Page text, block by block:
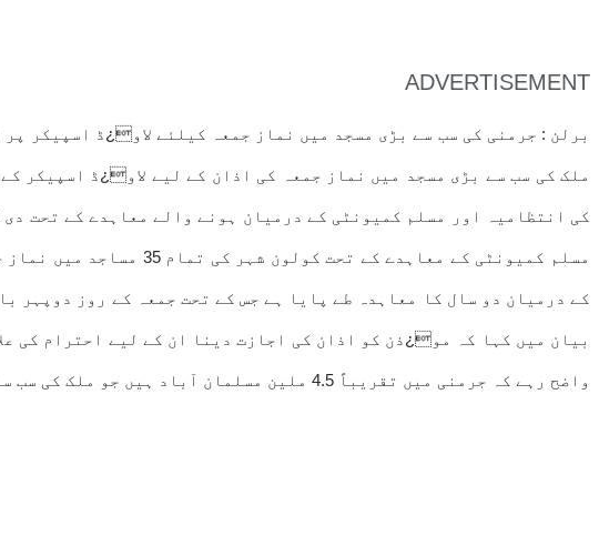
ADVERTISEMENT
برلن : جرمنی کی سب سے بڑی مسجد میں نماز جمعہ کیلئے لاو¿ڈ اسپیکر
ملک کی سب سے بڑی مسجد میں نماز جمعہ کی اذان کے لیے لاو¿ڈ اسپیکر
کی انتظامیہ اور مسلم کمیونٹی کے درمیان ہونے والے معاہدے کے تحت
مسلم کمیونٹی کے
کے درمیان دو سال کا معاہدہ طے پایا ہے جس کے تحت جمعہ کے روز دوپہر
بیان میں کہا کہ مو¿ذن کو اذان کی اجازت دینا ان کے لیے احترام کی
واضح رہے کہ جرمنی میں تقریباً 4.5 ملین مسلمان آباد ہیں جو ملک کی سب سے بڑی مذہبی اقلیت ہیں۔